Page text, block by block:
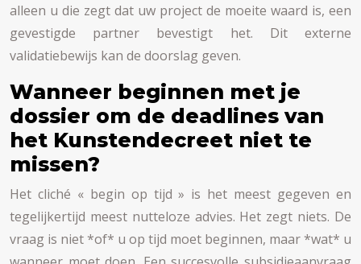
alleen u die zegt dat uw project de moeite waard is, een
gevestigde partner bevestigt het. Dit externe
validatiebewijs kan de doorslag geven.
Wanneer beginnen met je
dossier om de deadlines van
het Kunstendecreet niet te
missen?
Het cliché « begin op tijd » is het meest gegeven en
tegelijkertijd meest nutteloze advies. Het zegt niets. De
vraag is niet *of* u op tijd moet beginnen, maar *wat* u